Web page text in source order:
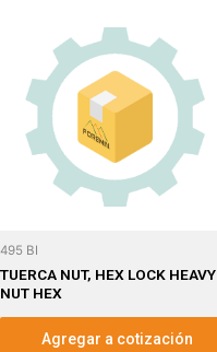
495 BI
TUERCA NUT, HEX LOCK HEAVY
NUT HEX
Agregar a cotización